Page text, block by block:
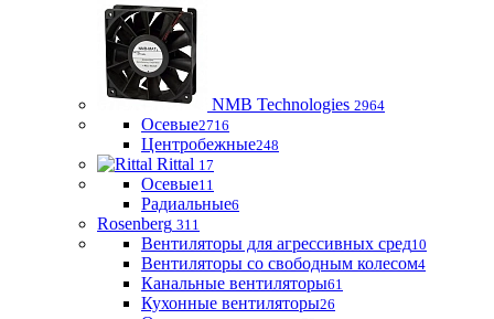
NMB Technologies 2964
Осевые2716
Центробежные248
Rittal 17
Осевые11
Радиальные6
Rosenberg 311
Вентиляторы для агрессивных сред10
Вентиляторы со свободным колесом4
Канальные вентиляторы61
Кухонные вентиляторы26